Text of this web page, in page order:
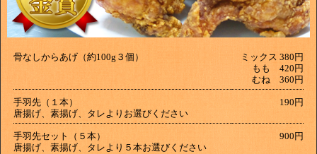
骨なしからあげ（約100g３個）
ミックス 380円
もも 420円
むね 360円
手羽先（１本）
唐揚げ、素揚げ、タレよりお選びください
190円
手羽先セット（５本）
唐揚げ、素揚げ、タレより５本お選びください
900円